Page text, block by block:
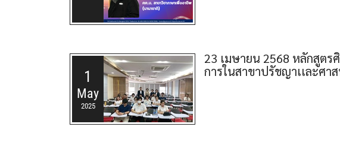
1
May
2025
23 เมษายน 2568 หลักสูตร
การในสาขาปรัชญาเเละศา